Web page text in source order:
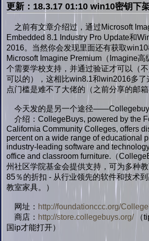
更新：18.3.17 01:10 win10密钥下
之前有文章介绍过，通过Microsoft
Embedded 8.1 Industry Pro Update和
2016。当然你会发现里面还有获取
Microsoft Imagine Premium（Imagine高
个需要学校支持，并通过验证才可以（
可以的），这相比win8.1和win2016多了
点门槛是难不了大佬的（之前分享的邮箱
今天发的是另一个途径
介绍：CollegeBuys, powered by the
California Community Colleges, offers
percent on a wide range of educational
industry-leading software and
office and classroom furniture.（
州社区学院基金会提供支持，可为多种
85％的折扣 - 从行业领先的软件和技术
教室家具。）
网址： http://foundationccc.org/
商店： http://store.collegebuys.org/（
国ip才能打开）